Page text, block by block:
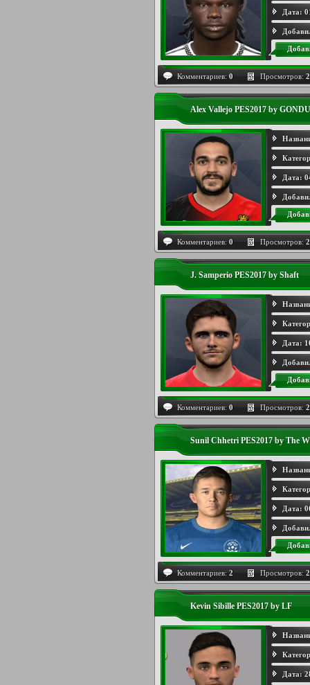
Дата:
Комментариев: 0 Просмотров:
Alex Vallejo PES2017 by
Дата:
Комментариев: 0 Просмотров:
J. Samperio PES2017 by Shaft
Дата:
Комментариев: 0 Просмотров:
Sunil Chhetri PES2017 by The
Дата:
Комментариев: 2 Просмотров:
Kevin Sibille PES2017 by LF
Дата: